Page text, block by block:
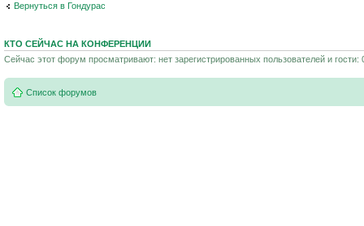
Вернуться в Гондурас
КТО СЕЙЧАС НА КОНФЕРЕНЦИИ
Сейчас этот форум просматривают: нет зарегистрированных пользователей и гости:
Список форумов